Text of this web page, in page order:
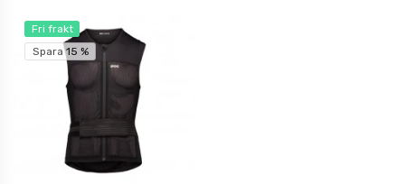
Fri frakt
Spara 15 %